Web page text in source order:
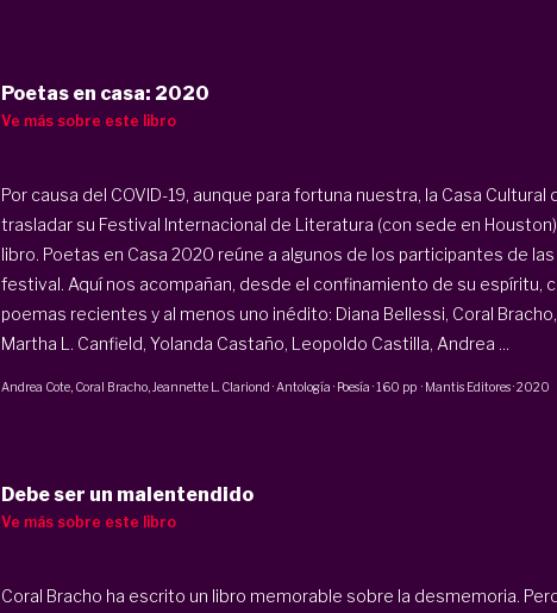
Poetas en casa: 2020
Ve más sobre este libro
Por causa del COVID-19, aunque para fortuna nuestra, la Casa
trasladar su Festival Internacional de Literatura (con sede en
libro. Poetas en Casa 2020 reúne a algunos de los participantes de
festival. Aquí nos acompañan, desde el confinamiento de su espíritu,
poemas recientes y al menos uno inédito: Diana Bellessi, Coral
Martha L. Canfield, Yolanda Castaño, Leopoldo Castilla, Andrea ...
Andrea Cote, Coral Bracho, Jeannette L. Clariond · Antología · Poesía ·160 pp· Mantis Editores ·2020
Debe ser un malentendido
Ve más sobre este libro
Coral Bracho ha escrito un libro memorable sobre la desmemoria.